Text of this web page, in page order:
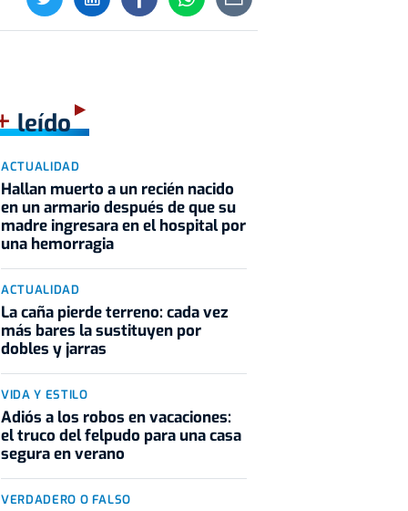
leído
ACTUALIDAD
Hallan muerto a un recién nacido
en un armario después de que su
madre ingresara en el hospital por
una hemorragia
ACTUALIDAD
La caña pierde terreno: cada vez
más bares la sustituyen por
dobles y jarras
VIDA Y ESTILO
Adiós a los robos en vacaciones:
el truco del felpudo para una casa
segura en verano
VERDADERO O FALSO